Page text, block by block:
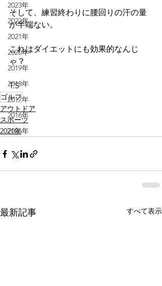
2023年
2022年
2021年
2020年
2019年
2018年
2017年
2016年
2026年
そして、練習終わりに腰回りの汗の量
が半端ない。
これはダイエットにも効果的なんじ
ゃ？
T.S
ゴルフ
アウトドア
スポーツ
2021年
最新記事 すべて表示